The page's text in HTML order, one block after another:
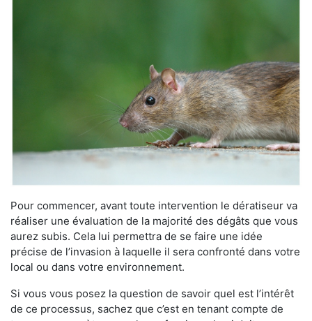
Pour commencer, avant toute intervention le dératiseur va
réaliser une évaluation de la majorité des dégâts que vous
aurez subis. Cela lui permettra de se faire une idée
précise de l’invasion à laquelle il sera confronté dans votre
local ou dans votre environnement.
Si vous vous posez la question de savoir quel est l’intérêt
de ce processus, sachez que c’est en tenant compte de